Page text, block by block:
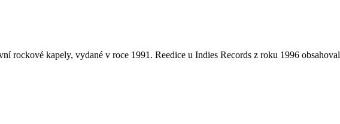
rockové kapely, vydané v roce 1991. Reedice u Indies Records z roku 1996